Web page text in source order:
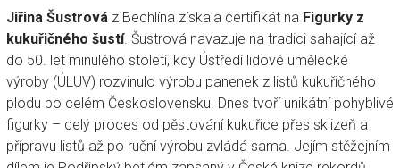
Jiřina Šustrová z Bechlína získala certifikát na Figurky z
kukuřičného šustí. Šustrová navazuje na tradici sahající až
do 50. let minulého století, kdy Ústředí lidové umělecké
výroby (ÚLUV) rozvinulo výrobu panenek z listů kukuřičného
plodu po celém Československu. Dnes tvoří unikátní pohyblivé
figurky – celý proces od pěstování kukuřice přes sklizeň a
přípravu listů až po ruční výrobu zvládá sama. Jejím stěžejním